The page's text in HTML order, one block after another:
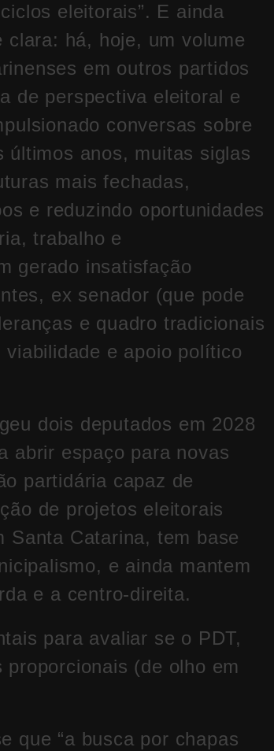
eleitorais”. E ainda
clara: há, hoje, um volume
em outros partidos
de perspectiva eleitoral e
conversas sobre
últimos anos, muitas siglas
mais fechadas,
e reduzindo oportunidades
trabalho e
gerado insatisfação
ex senador (que pode
e quadro tradicionais
e apoio político
dois deputados em 2028
abrir espaço para novas
partidária capaz de
de projetos eleitorais
Santa Catarina, tem base
e ainda mantem
e a centro-direita.
para avaliar se o PDT,
(de olho em
que “a busca por chapas